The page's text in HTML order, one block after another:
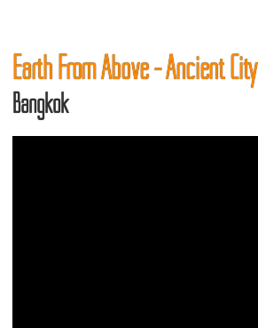
Earth From Above - Ancient City
Bangkok